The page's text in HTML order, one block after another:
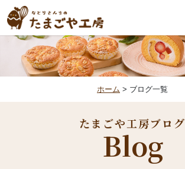
ホーム > ブログ一覧
たまごや工房ブログ
Blog